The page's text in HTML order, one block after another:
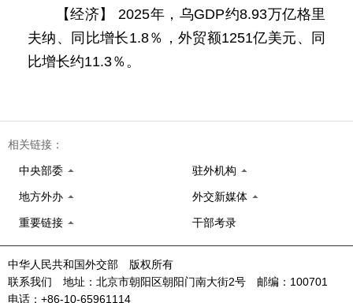
【经济】 2025年，乌GDP约8.93万亿格里
夫纳、同比增长1.8％，外贸额1251亿美元、同
比增长约11.3％。
相关链接：
中央部委 驻外机构
地方外办 外交新媒体
重要链接 干部考录
中华人民共和国外交部 版权所有
联系我们 地址：北京市朝阳区朝阳门南大街2号 邮编：100701
电话：+86-10-65961114